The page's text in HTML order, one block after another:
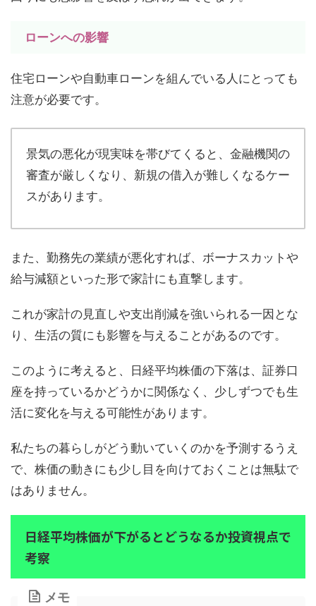
ローンへの影響
住宅ローンや自動車ローンを組んでいる人にとっても
注意が必要です。
景気の悪化が現実味を帯びてくると、金融機関の
審査が厳しくなり、新規の借入が難しくなるケー
スがあります。
また、勤務先の業績が悪化すれば、ボーナスカットや
給与減額といった形で家計にも直撃します。
これが家計の見直しや支出削減を強いられる一因とな
り、生活の質にも影響を与えることがあるのです。
このように考えると、日経平均株価の下落は、証券口
座を持っているかどうかに関係なく、少しずつでも生
活に変化を与える可能性があります。
私たちの暮らしがどう動いていくのかを予測するうえ
で、株価の動きにも少し目を向けておくことは無駄で
はありません。
日経平均株価が下がるとどうなるか投資視点で
考察
メモ